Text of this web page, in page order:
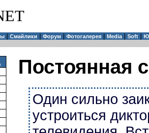
Смайлики Форум Фотогалерея Media| Soft
Постоянная
Один сильно
устроиться